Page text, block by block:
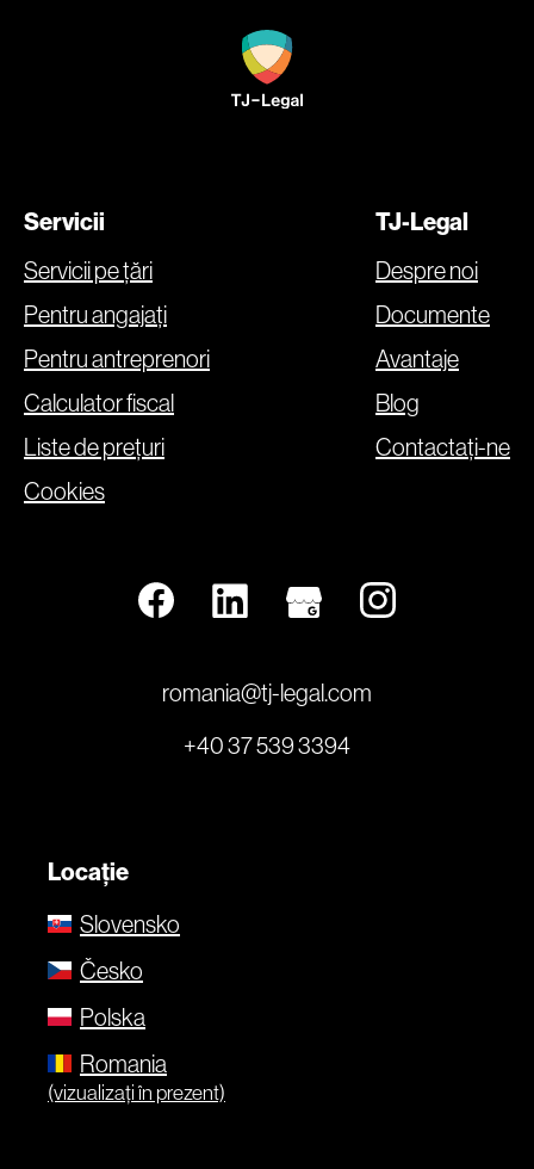
Servicii
Servicii pe țări
Pentru angajați
Pentru antreprenori
Calculator fiscal
Liste de prețuri
Cookies
TJ-Legal
Despre noi
Documente
Avantaje
Blog
Contactați-ne
romania@tj-legal.com
+40 37 539 3394
Locație
Slovensko
Česko
Polska
Romania
(vizualizați în prezent)